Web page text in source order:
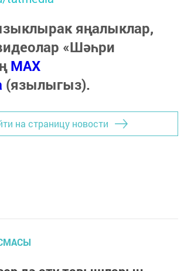
яңалыклар,
«Шәһри
MAX
(язылыгыз).
на страницу новости